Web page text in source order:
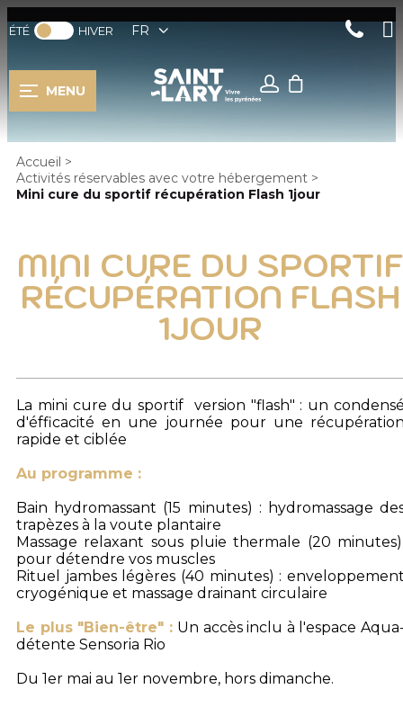
ÉTÉ HIVER FR
MENU
Accueil >
Activités réservables avec votre hébergement >
Mini cure du sportif récupération Flash 1jour
MINI CURE DU SPORTIF
RÉCUPÉRATION FLASH
1JOUR
La mini cure du sportif version "flash" : un
d'éfficacité en une journée pour une
rapide et ciblée
Au programme :
Bain hydromassant (15 minutes) : hydromassage
trapèzes à la voute plantaire
Massage relaxant sous pluie thermale (20
pour détendre vos muscles
Rituel jambes légères (40 minutes) :
cryogénique et massage drainant circulaire
Le plus "Bien-être" : Un accès inclu à l'espace
détente Sensoria Rio
Du 1er mai au 1er novembre, hors dimanche.